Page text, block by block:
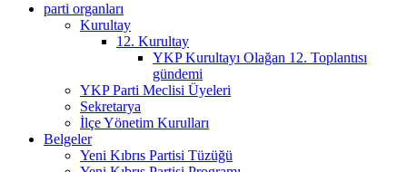
parti organları
Kurultay
12. Kurultay
YKP Kurultayı Olağan 12. Toplantısı
gündemi
YKP Parti Meclisi Üyeleri
Sekretarya
İlçe Yönetim Kurulları
Belgeler
Yeni Kıbrıs Partisi Tüzüğü